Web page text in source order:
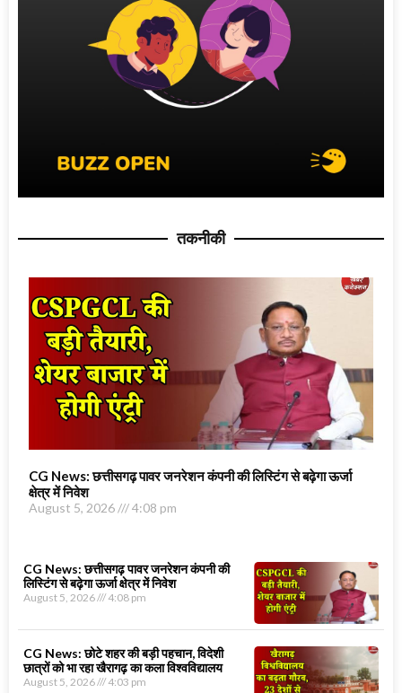
तकनीकी
CG News: छत्तीसगढ़ पावर जनरेशन कंपनी की लिस्टिंग से बढ़ेगा ऊर्जा
क्षेत्र में निवेश
August 5, 2026 4:08 pm
CG News: छत्तीसगढ़ पावर जनरेशन कंपनी की
लिस्टिंग से बढ़ेगा ऊर्जा क्षेत्र में निवेश
August 5, 2026 4:08 pm
CG News: छोटे शहर की बड़ी पहचान, विदेशी
छात्रों को भा रहा खैरागढ़ का कला विश्वविद्यालय
August 5, 2026 4:03 pm